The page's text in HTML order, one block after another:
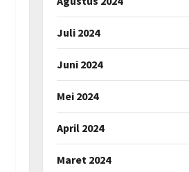
Juli 2024
Juni 2024
Mei 2024
April 2024
Maret 2024